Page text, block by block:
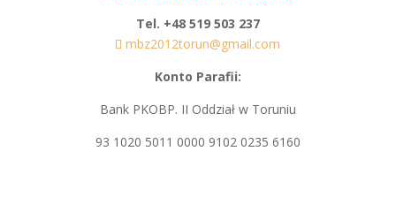
Tel. +48 519 503 237
mbz2012torun@gmail.com
Konto Parafii:
Bank PKOBP. II Oddział w Toruniu
93 1020 5011 0000 9102 0235 6160